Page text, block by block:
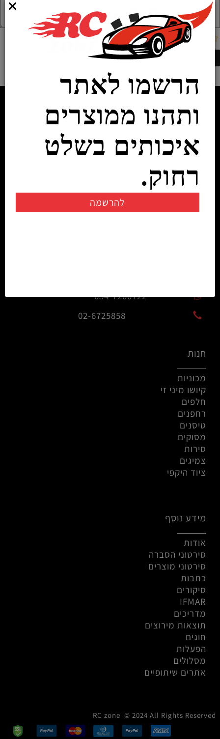
054-7200722
02-6725858
חנות
מכוניות
קיושו מיני זי
חלפים
רחפנים
טיסנים
מסוקים
סירות
צמיגים
ציוד היקפי
מידע נוסף
אודות
סירטוני הסברה
סירטוני מוצרים
כתבות
סיקורים
IFMAR
מדריכים
תוצאות מירוצים
חוגים
הפעלות
מסלולים
אתרים שיתופיים
RC zone © 2024 All Rights Reserved
הרשמו לאתר
ותהנו ממוצרים
איכותים בשלט
רחוק.
להרשמה